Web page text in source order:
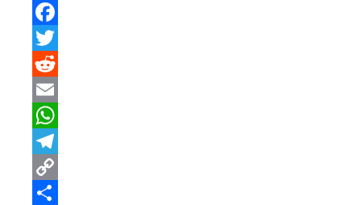
Facebook
Twitter
Reddit
Email
WhatsApp
Telegram
Copy